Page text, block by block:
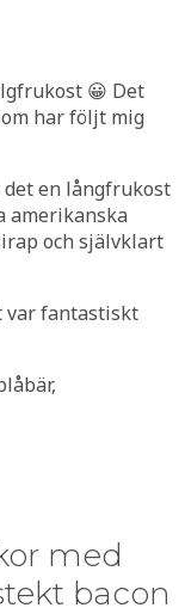
😀 Det
har följt mig
en långfrukost
amerikanska
och självklart
var fantastiskt
med
bacon